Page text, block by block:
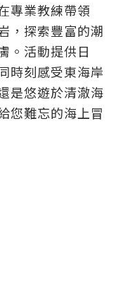
專業教練帶領
，探索豐富的潮
。 活動提供日
時刻感受東海岸
是悠遊於清澈海
您難忘的海上冒